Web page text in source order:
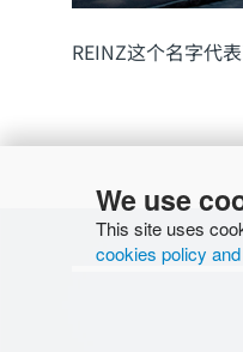
We use
This site uses
cookies policy
REINZ这个名字代